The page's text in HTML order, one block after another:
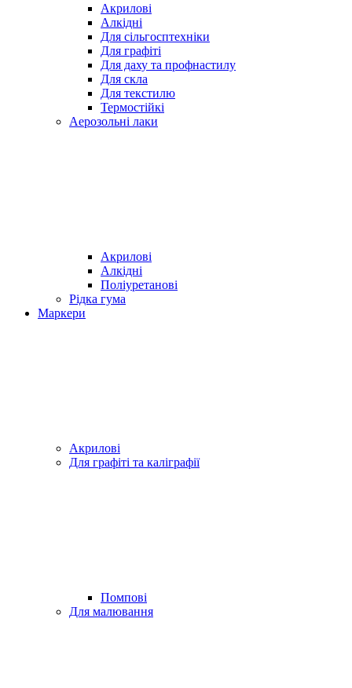
Акрилові
Алкідні
Для cільгосптехніки
Для графіті
Для даху та профнастилу
Для скла
Для текстилю
Термостійкі
Аерозольні лаки
Акрилові
Алкідні
Поліуретанові
Рідка гума
Маркери
Акрилові
Для графіті та каліграфії
Помпові
Для малювання